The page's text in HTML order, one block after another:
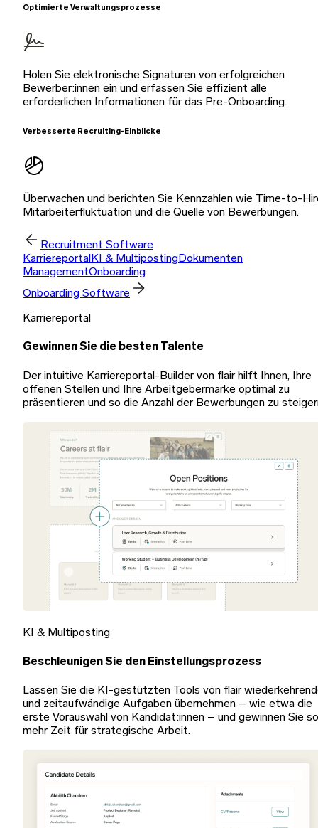
Optimierte Verwaltungsprozesse
Holen Sie elektronische Signaturen von erfolgreichen
Bewerber:innen ein und erfassen Sie effizient alle
erforderlichen Informationen für das Pre-Onboarding.
Verbesserte Recruiting-Einblicke
Überwachen und berichten Sie Kennzahlen wie Time-to-
Mitarbeiterfluktuation und die Quelle von Bewerbungen.
Recruitment Software
Karriereportal KI & MultipostingDokumenten
ManagementOnboarding
Onboarding Software
Karriereportal
Gewinnen Sie die besten Talente
Der intuitive Karriereportal-Builder von flair hilft Ihnen, Ihre
offenen Stellen und Ihre Arbeitgebermarke optimal zu
präsentieren und so die Anzahl der Bewerbungen zu
KI & Multiposting
Beschleunigen Sie den Einstellungsprozess
Lassen Sie die KI-gestützten Tools von flair
und zeitaufwändige Aufgaben übernehmen – wie etwa die
erste Vorauswahl von Kandidat:innen – und gewinnen Sie so
mehr Zeit für strategische Arbeit.